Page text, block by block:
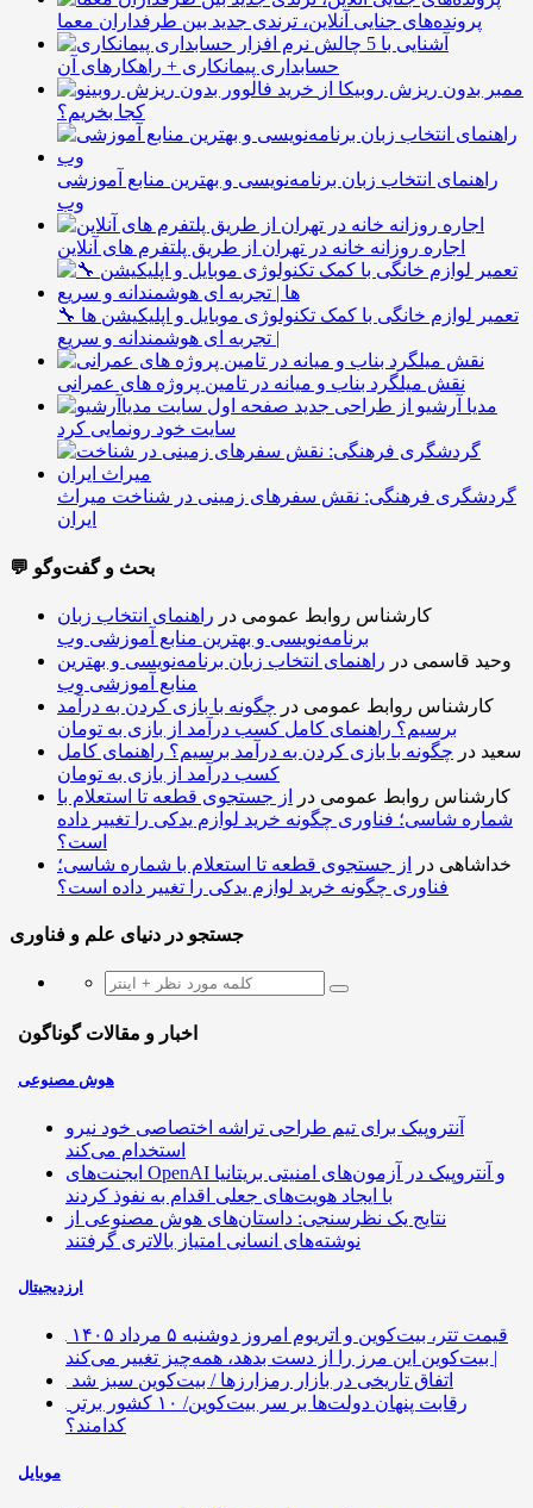
پرونده‌های جنایی آنلاین، ترندی جدید بین طرفداران معما
آشنایی با 5 چالش
حسابداری پیمانکاری + راهکارهای آن
ممبر بدون ریزش روبیکا از
کجا بخریم؟
راهنمای انتخاب زبان برنامه‌نویسی و بهترین منابع آموزشی
وب
اجاره روزانه خانه در تهران از طریق پلتفرم های آنلاین
🔧 تعمیر لوازم خانگی با کمک تکنولوژی موبایل و اپلیکیشن ها
| تجربه ای هوشمندانه و سریع
نقش میلگرد بناب و میانه در تامین پروژه های عمرانی
مدیا آرشیو از طراحی جدید
سایت خود رونمایی کرد
گردشگری فرهنگی: نقش سفرهای زمینی در شناخت میراث
ایران
💬 بحث و گفت‌وگو
کارشناس روابط عمومی در راهنمای انتخاب زبان
برنامه‌نویسی و بهترین منابع آموزشی وب
وحید قاسمی در راهنمای انتخاب زبان برنامه‌نویسی و بهترین
منابع آموزشی وب
کارشناس روابط عمومی در چگونه با بازی کردن به درآمد
برسیم؟ راهنمای کامل کسب درآمد از بازی به تومان
سعید در چگونه با بازی کردن به درآمد برسیم؟ راهنمای کامل
کسب درآمد از بازی به تومان
کارشناس روابط عمومی در
از جستجوی قطعه تا استعلام با
شماره شاسی؛ فناوری چگونه خرید لوازم یدکی را تغییر داده
است؟
خداشاهی در
از جستجوی قطعه تا استعلام با شماره شاسی؛
فناوری چگونه خرید لوازم یدکی را تغییر داده است؟
جستجو در دنیای علم و فناوری
اخبار و مقالات گوناگون
هوش مصنوعی
آنتروپیک برای تیم طراحی تراشه اختصاصی خود نیرو
استخدام می‌کند
ایجنت‌های OpenAI و آنتروپیک در آزمون‌های امنیتی بریتانیا
با ایجاد هویت‌های جعلی اقدام به نفوذ کردند
نتایج یک نظرسنجی: داستان‌های هوش مصنوعی از
نوشته‌های انسانی امتیاز بالاتری گرفتند
ارزدیجیتال
قیمت تتر، بیت‌کوین و اتریوم امروز دوشنبه ۵ مرداد ۱۴۰۵
| بیت‌کوین این مرز را از دست بدهد، همه‌چیز تغییر می‌کند
اتفاق تاریخی در بازار رمزارزها / بیت‌کوین سبز شد
رقابت پنهان دولت‌ها بر سر بیت‌کوین/ ۱۰ کشور برتر
کدامند؟
موبایل